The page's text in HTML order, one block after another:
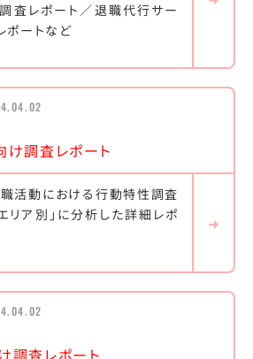
査レポート／退職代行サー
ポートなど
け調査レポート
活動における行動特性調査
リア別」に分析した詳細レポ
調査レポート